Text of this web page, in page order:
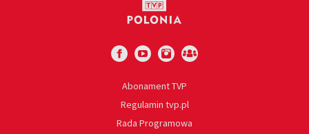
Abonament TVP
Regulamin tvp.pl
Rada Programowa